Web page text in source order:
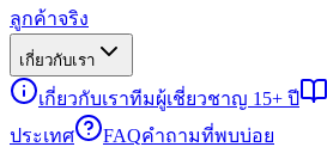
ลูกค้าจริง
เกี่ยวกับเรา
เกี่ยวกับเราทีมผู้เชี่ยวชาญ 15+ ปี
ประเทศ
FAQคำถามที่พบบ่อย